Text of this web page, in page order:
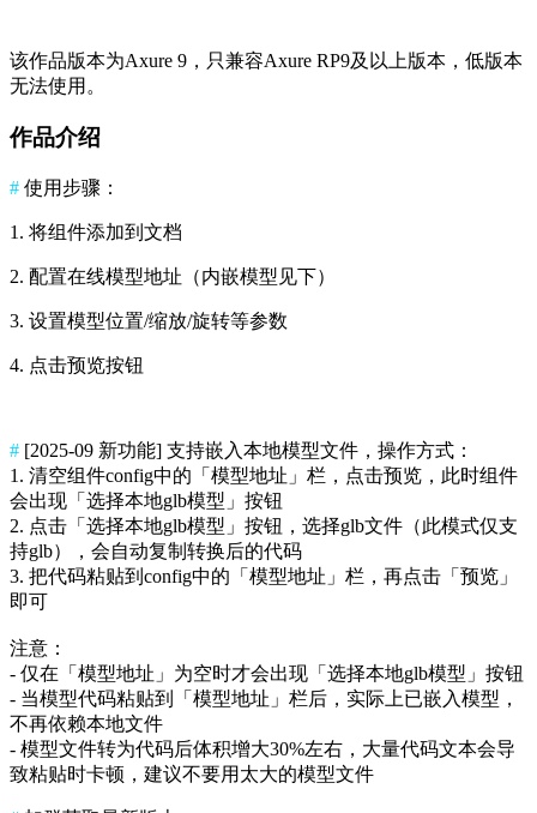
该作品版本为Axure 9，只兼容Axure RP9及以上版本，低版本
无法使用。
作品介绍
# 使用步骤：
1. 将组件添加到文档
2. 配置在线模型地址（内嵌模型见下）
3. 设置模型位置/缩放/旋转等参数
4. 点击预览按钮
# [2025-09 新功能] 支持嵌入本地模型文件，操作方式：
1. 清空组件config中的「模型地址」栏，点击预览，此时组件
会出现「选择本地glb模型」按钮
2. 点击「选择本地glb模型」按钮，选择glb文件（此模式仅支
持glb），会自动复制转换后的代码
3. 把代码粘贴到config中的「模型地址」栏，再点击「预览」
即可
注意：
- 仅在「模型地址」为空时才会出现「选择本地glb模型」按钮
- 当模型代码粘贴到「模型地址」栏后，实际上已嵌入模型，
不再依赖本地文件
- 模型文件转为代码后体积增大30%左右，大量代码文本会导
致粘贴时卡顿，建议不要用太大的模型文件